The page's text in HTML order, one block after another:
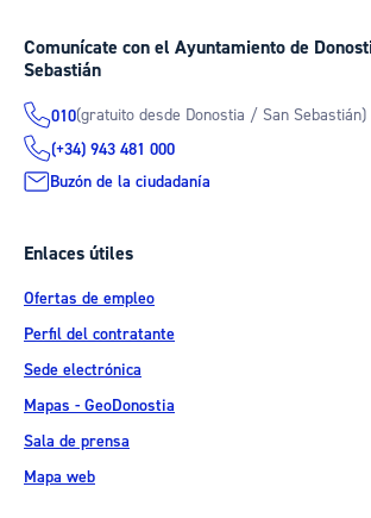
Comunícate con el Ayuntamiento de
Sebastián
010(gratuito desde Donostia / San Sebastián)
(+34) 943 481 000
Buzón de la ciudadanía
Enlaces útiles
Ofertas de empleo
Perfil del contratante
Sede electrónica
Mapas - GeoDonostia
Sala de prensa
Mapa web